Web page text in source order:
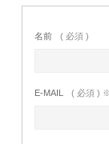
名前 ( 必須 )
E-MAIL ( 必須 )